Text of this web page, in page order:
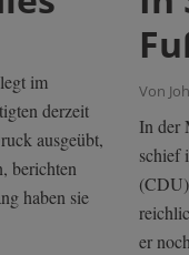
im
derzeit
ausgeübt,
berichten
haben sie
Von
In der
schief
er